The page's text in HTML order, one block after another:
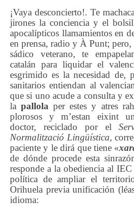
¡Vaya desconcierto!. Te
jirones la conciencia y el
apocalípticos llamamientos en
en prensa, radio y À Punt;
sádico veterano, te
catalán para liquidar el
esgrimido es la necesidad de,
sanitarios entiendan al
que si uno acude a consulta y
lapallola per estes y atres
plorosos y m’estan eixint
doctor, reciclado por el
Normalització Lingüística,
paciente y le dirá que tiene «
de dónde procede esta
responde a la obediencia al
política de ampliar el
Orihuela previa unificación
idioma: